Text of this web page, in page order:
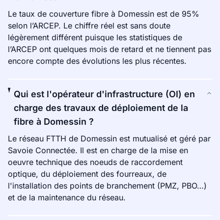
Le taux de couverture fibre à Domessin est de 95%
selon l’ARCEP. Le chiffre réel est sans doute
légèrement différent puisque les statistiques de
l’ARCEP ont quelques mois de retard et ne tiennent pas
encore compte des évolutions les plus récentes.
Qui est l'opérateur d'infrastructure (OI) en
charge des travaux de déploiement de la
fibre à Domessin ?
Le réseau FTTH de Domessin est mutualisé et géré par
Savoie Connectée. Il est en charge de la mise en
oeuvre technique des noeuds de raccordement
optique, du déploiement des fourreaux, de
l'installation des points de branchement (PMZ, PBO…)
et de la maintenance du réseau.